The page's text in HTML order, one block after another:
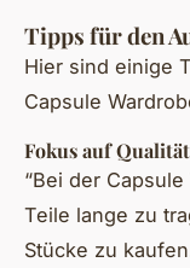
Tipps für den
Hier sind einige
Capsule
Fokus auf Qualität
“Bei der
Teile lange zu
Stücke zu